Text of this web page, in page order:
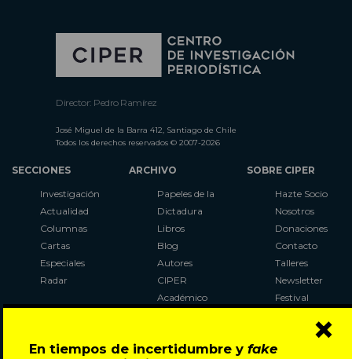
En tiempos de incertidumbre y fake
×
Director: Pedro Ramírez
José Miguel de la Barra 412, Santiago de Chile
Todos los derechos reservados © 2007-2026
SECCIONES
Investigación
Actualidad
Columnas
Cartas
Especiales
Radar
ARCHIVO
Papeles de la
Dictadura
Libros
Blog
Autores
CIPER
Académico
Al Plebiscito
SOBRE CIPER
Hazte Socio
Nosotros
Donaciones
Contacto
Talleres
Newsletter
Festival